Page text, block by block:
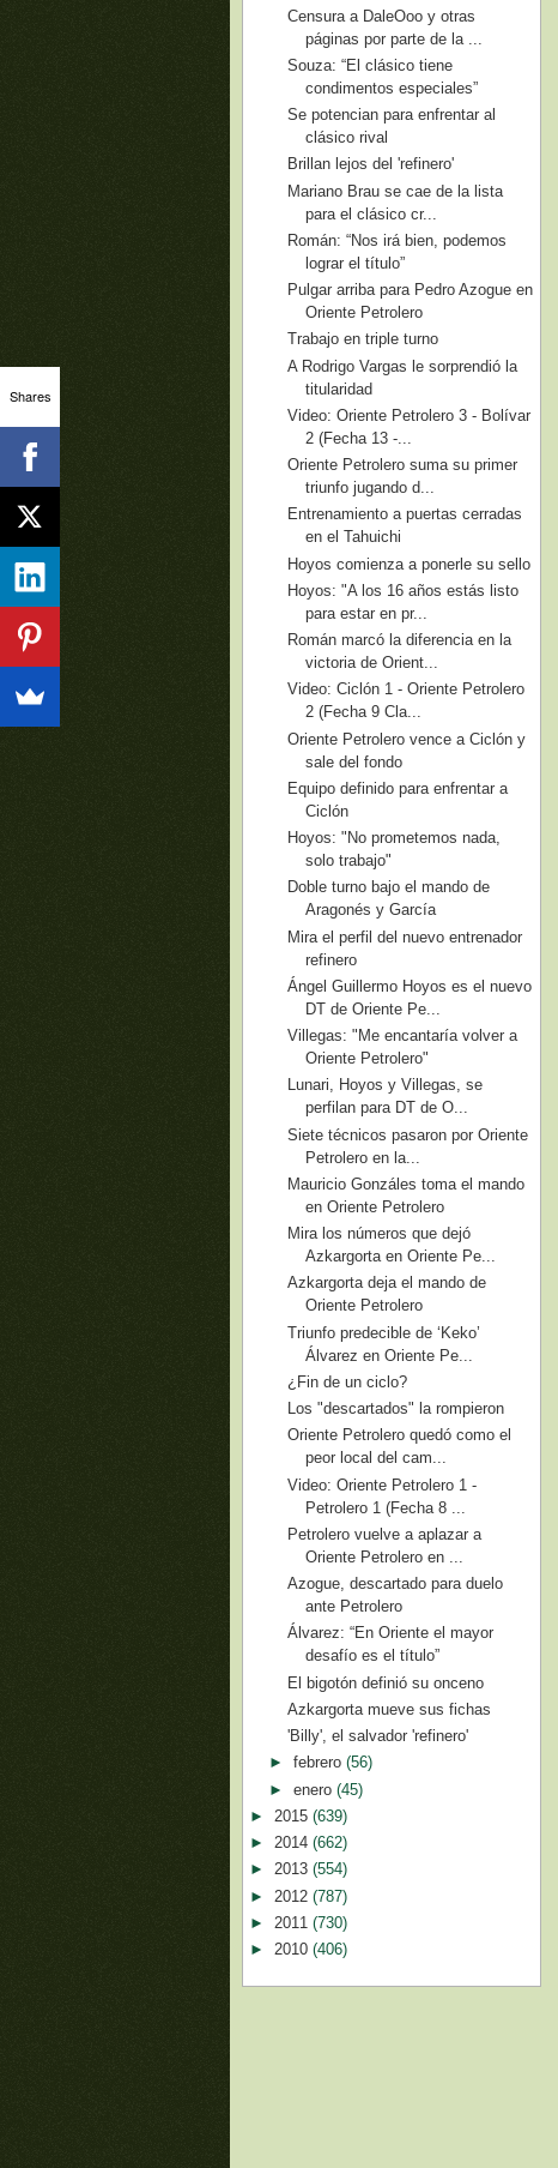
Censura a DaleOoo y otras
páginas por parte de la ...
Souza: “El clásico tiene
condimentos especiales”
Se potencian para enfrentar al
clásico rival
Brillan lejos del 'refinero'
Mariano Brau se cae de la lista
para el clásico cr...
Román: “Nos irá bien, podemos
lograr el título”
Pulgar arriba para Pedro Azogue en
Oriente Petrolero
Trabajo en triple turno
A Rodrigo Vargas le sorprendió la
titularidad
Video: Oriente Petrolero 3 - Bolívar
2 (Fecha 13 -...
Oriente Petrolero suma su primer
triunfo jugando d...
Entrenamiento a puertas cerradas
en el Tahuichi
Hoyos comienza a ponerle su sello
Hoyos: "A los 16 años estás listo
para estar en pr...
Román marcó la diferencia en la
victoria de Orient...
Video: Ciclón 1 - Oriente Petrolero
2 (Fecha 9 Cla...
Oriente Petrolero vence a Ciclón y
sale del fondo
Equipo definido para enfrentar a
Ciclón
Hoyos: "No prometemos nada,
solo trabajo"
Doble turno bajo el mando de
Aragonés y García
Mira el perfil del nuevo entrenador
refinero
Ángel Guillermo Hoyos es el nuevo
DT de Oriente Pe...
Villegas: "Me encantaría volver a
Oriente Petrolero"
Lunari, Hoyos y Villegas, se
perfilan para DT de O...
Siete técnicos pasaron por Oriente
Petrolero en la...
Mauricio Gonzáles toma el mando
en Oriente Petrolero
Mira los números que dejó
Azkargorta en Oriente Pe...
Azkargorta deja el mando de
Oriente Petrolero
Triunfo predecible de ‘Keko’
Álvarez en Oriente Pe...
¿Fin de un ciclo?
Los "descartados" la rompieron
Oriente Petrolero quedó como el
peor local del cam...
Video: Oriente Petrolero 1 -
Petrolero 1 (Fecha 8 ...
Petrolero vuelve a aplazar a
Oriente Petrolero en ...
Azogue, descartado para duelo
ante Petrolero
Álvarez: “En Oriente el mayor
desafío es el título”
El bigotón definió su onceno
Azkargorta mueve sus fichas
'Billy', el salvador 'refinero'
► febrero (56)
► enero (45)
► 2015 (639)
► 2014 (662)
► 2013 (554)
► 2012 (787)
► 2011 (730)
► 2010 (406)
Shares